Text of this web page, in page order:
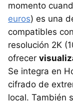
momento
euros) es una
compatibles
resolución 2K
ofrecer
Se integra en
cifrado de
local. También